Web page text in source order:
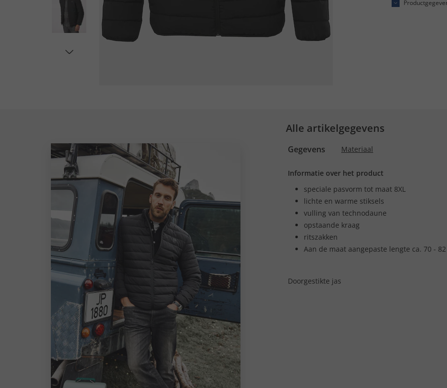
Alle artikelgegevens
Gegevens Materiaal
Informatie over het product
speciale pasvorm tot maat 8XL
lichte en warme stiksels
vulling van technodaune
opstaande kraag
ritszakken
Aan de maat aangepaste lengte ca. 70 -
Doorgestikte jas